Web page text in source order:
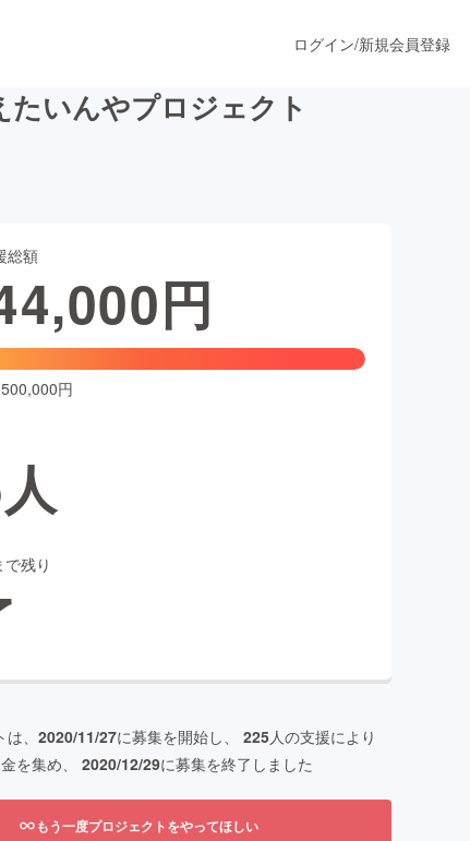
ファッション
ログイン/新規会員登録
いんやプロジェクト
総額
円
円
人
残り
、 2020/11/27に募集を開始し、 225人の支援により
を集め、 2020/12/29に募集を終了しました
もう一度プロジェクトをやってほしい